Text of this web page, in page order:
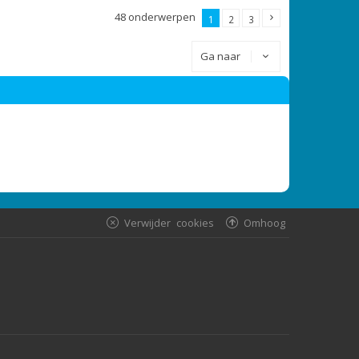
48 onderwerpen 1 2 3
Ga naar
Omhoog
Verwijder cookies